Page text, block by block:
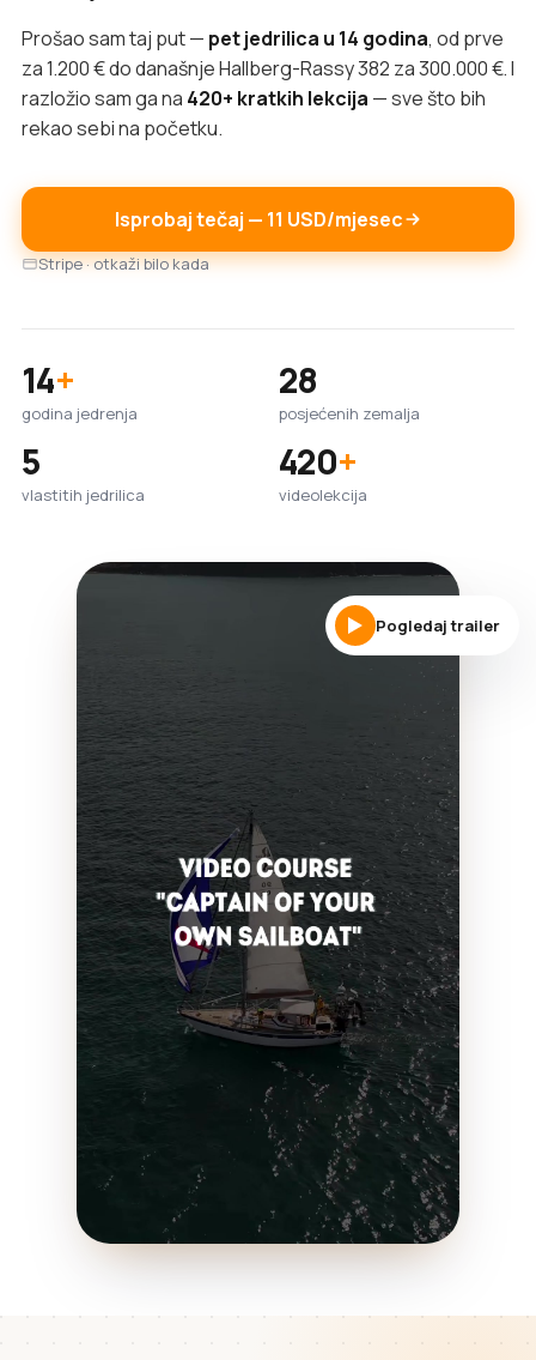
Prošao sam taj put — pet jedrilica u 14 godina, od prve
za 1.200 € do današnje Hallberg-Rassy 382 za 300.000 €. I
razložio sam ga na 420+ kratkih lekcija — sve što bih
rekao sebi na početku.
Isprobaj tečaj — 11 USD/mjesec
Stripe · otkaži bilo kada
14+
godina jedrenja
28
posjećenih zemalja
5
vlastitih jedrilica
420+
videolekcija
Pogledaj trailer